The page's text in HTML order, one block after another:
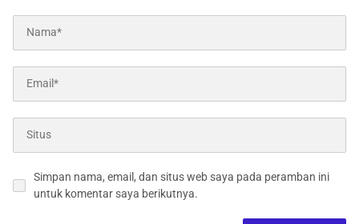
Simpan nama, email, dan situs web saya pada peramban ini
untuk komentar saya berikutnya.